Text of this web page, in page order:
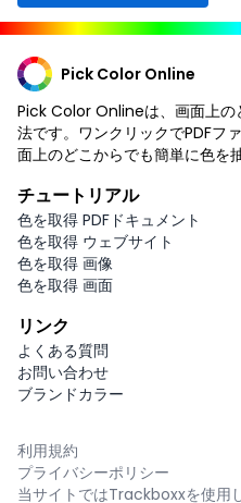
Pick Color Online
Pick Color Onlineは、画面上の
法です。ワンクリックでPDFフ
面上のどこからでも簡単に色を
チュートリアル
色を取得 PDFドキュメント
色を取得 ウェブサイト
色を取得 画像
色を取得 画面
リンク
よくある質問
お問い合わせ
ブランドカラー
利用規約
プライバシーポリシー
当サイトではTrackboxxを使用